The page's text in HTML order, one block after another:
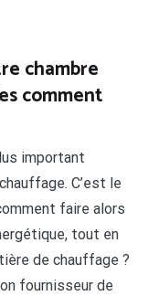
chambre
comment
important
C’est le
faire alors
tout en
de chauffage ?
fournisseur de